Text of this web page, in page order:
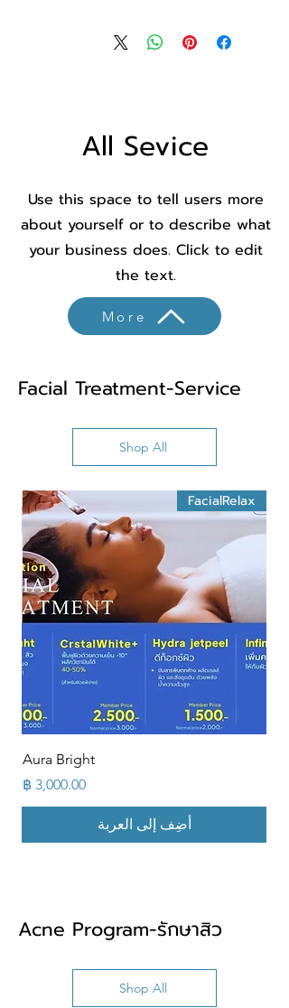
All Sevice
Use this space to tell users more
about yourself or to describe what
your business does. Click to edit
the text.
More
Facial Treatment-Service
Shop All
FacialRelax
Aura Bright
السعر
أضِف إلى العربة
Acne Program-รักษาสิว
Shop All